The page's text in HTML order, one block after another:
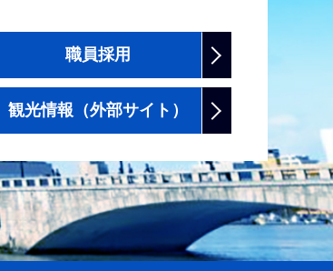
職員採用
観光情報（外部サイト）